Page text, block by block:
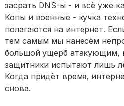
засрать DNS-ы - и всё уже
Копы и военные - кучка
полагаются на интернет.
тем самым мы нанесём
большой ущерб атакующим,
защитники испытают лишь
Когда придёт время,
снова.